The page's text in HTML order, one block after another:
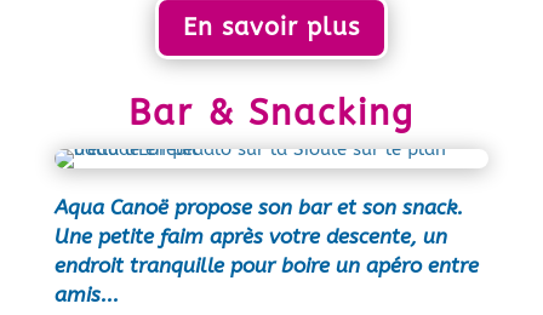
En savoir plus
Bar & Snacking
Aqua Canoë propose son bar et son snack.
Une petite faim après votre descente, un
endroit tranquille pour boire un apéro entre
amis...